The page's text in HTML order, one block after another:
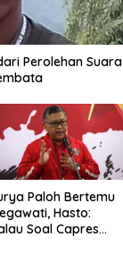
Perolehan Suara
Paloh Bertemu
Hasto:
Soal Capres